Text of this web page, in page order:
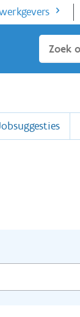
Sluiten